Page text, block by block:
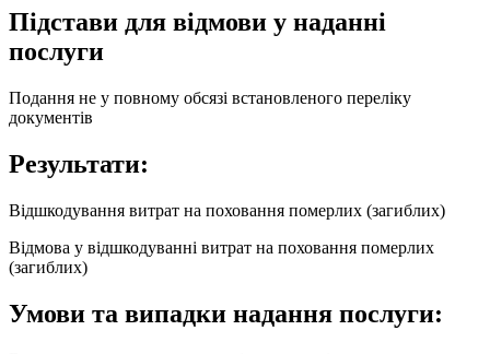
Підстави для відмови у наданні
послуги
Подання не у повному обсязі встановленого переліку
документів
Результати:
Відшкодування витрат на поховання померлих (загиблих)
Відмова у відшкодуванні витрат на поховання померлих
(загиблих)
Умови та випадки надання послуги: